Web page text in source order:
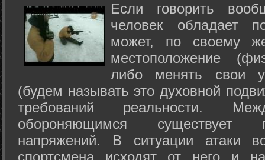
Если говорить
человек обладает
может, по своему
местоположение
либо менять свои
(будем называть это духовной
требований реальности.
обороняющимся существует
напряжений. В ситуации атаки